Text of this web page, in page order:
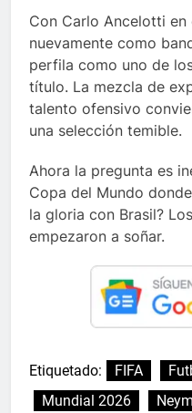
Con Carlo Ancelotti
nuevamente como
perfila como uno de
título. La mezcla de
talento ofensivo
una selección temible.
Ahora la pregunta es
Copa del Mundo
la gloria con Brasil?
empezaron a soñar.
Etiquetado: FIFA
Mundial 2026